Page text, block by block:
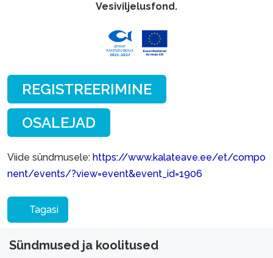
Vesiviljelusfond.
Viide sündmusele: https://www.kalateave.ee/et/compo
nent/events/?view=event&event_id=1906
Tagasi
Sündmused ja koolitused